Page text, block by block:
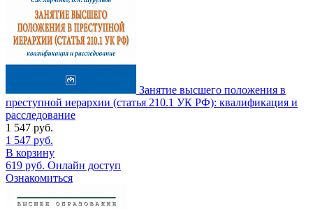
Занятие высшего положения в
преступной иерархии (статья 210.1 УК РФ): квалификация и
расследование
1 547 руб.
1 547 руб.
В корзину
619 руб. Онлайн доступ
Ознакомиться